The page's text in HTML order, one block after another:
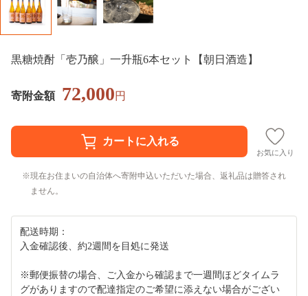
黒糖焼酎「壱乃醸」一升瓶6本セット【朝日酒造】
寄附金額 72,000円
お気に入り
現在お住まいの自治体へ寄附申込いただいた場合、返礼品は贈答され
ません。
配送時期：
入金確認後、約2週間を目処に発送
※郵便振替の場合、ご入金から確認まで一週間ほどタイムラ
グがありますので配達指定のご希望に添えない場合がござい